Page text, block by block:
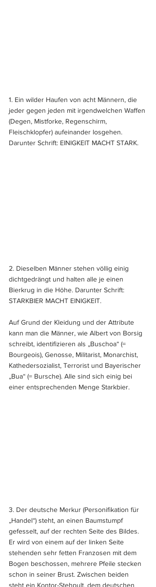
1. Ein wilder Haufen von acht Männern, die
jeder gegen jeden mit irgendwelchen Waffen
(Degen, Mistforke, Regenschirm,
Fleischklopfer) aufeinander losgehen.
Darunter Schrift: EINIGKEIT MACHT STARK.
2. Dieselben Männer stehen völlig einig
dichtgedrängt und halten alle je einen
Bierkrug in die Höhe. Darunter Schrift:
STARKBIER MACHT EINIGKEIT.
Auf Grund der Kleidung und der Attribute
kann man die Männer, wie Albert von Borsig
schreibt, identifizieren als „Bu­schoa“ (=
Bourgeois), Genosse, Militarist, Monarchist,
Kathedersozialist, Terrorist und Bayerischer
„Bua“ (= Bursche). Alle sind sich einig bei
einer entsprechenden Menge Starkbier.
3. Der deutsche Merkur (Personifikation für
„Handel“) steht, an einen Baumstumpf
gefesselt, auf der rechten Seite des Bildes.
Er wird von einem auf der linken Seite
stehenden sehr fetten Franzosen mit dem
Bogen beschossen, mehrere Pfeile stecken
schon in seiner Brust. Zwischen beiden
steht ein Kontor-Stehpult, dem deutschen